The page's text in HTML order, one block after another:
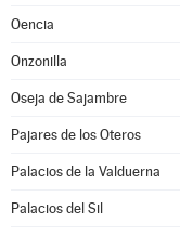
Oencia
Onzonilla
Oseja de Sajambre
Pajares de los Oteros
Palacios de la Valduerna
Palacios del Sil